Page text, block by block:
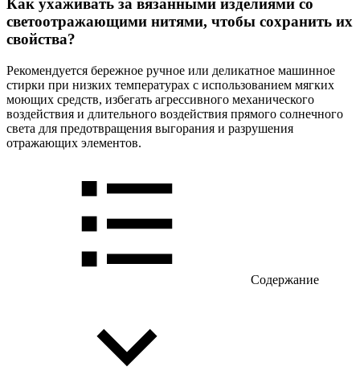
Как ухаживать за вязанными изделиями со
светоотражающими нитями, чтобы сохранить их
свойства?
Рекомендуется бережное ручное или деликатное машинное
стирки при низких температурах с использованием мягких
моющих средств, избегать агрессивного механического
воздействия и длительного воздействия прямого солнечного
света для предотвращения выгорания и разрушения
отражающих элементов.
Содержание